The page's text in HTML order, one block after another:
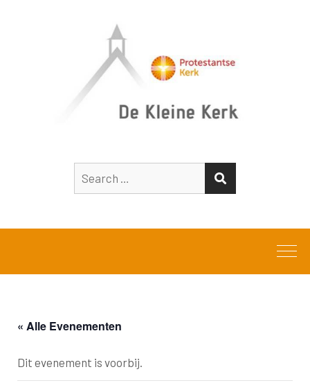
for:
« Alle Evenementen
Dit evenement is voorbij.